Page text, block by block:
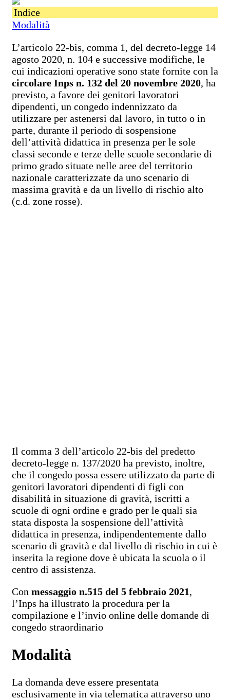
Indice
Modalità
L’articolo 22-bis, comma 1, del decreto-legge 14
agosto 2020, n. 104 e successive modifiche, le
cui indicazioni operative sono state fornite con la
circolare Inps n. 132 del 20 novembre 2020, ha
previsto, a favore dei genitori lavoratori
dipendenti, un congedo indennizzato da
utilizzare per astenersi dal lavoro, in tutto o in
parte, durante il periodo di sospensione
dell’attività didattica in presenza per le sole
classi seconde e terze delle scuole secondarie di
primo grado situate nelle aree del territorio
nazionale caratterizzate da uno scenario di
massima gravità e da un livello di rischio alto
(c.d. zone rosse).
Il comma 3 dell’articolo 22-bis del predetto
decreto-legge n. 137/2020 ha previsto, inoltre,
che il congedo possa essere utilizzato da parte di
genitori lavoratori dipendenti di figli con
disabilità in situazione di gravità, iscritti a
scuole di ogni ordine e grado per le quali sia
stata disposta la sospensione dell’attività
didattica in presenza, indipendentemente dallo
scenario di gravità e dal livello di rischio in cui è
inserita la regione dove è ubicata la scuola o il
centro di assistenza.
Con messaggio n.515 del 5 febbraio 2021,
l’Inps ha illustrato la procedura per la
compilazione e l’invio online delle domande di
congedo straordinario
Modalità
La domanda deve essere presentata
esclusivamente in via telematica attraverso uno